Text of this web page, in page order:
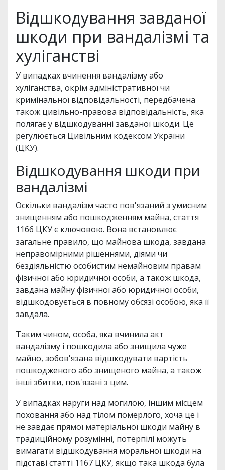
Відшкодування завданої
шкоди при вандалізмі та
хуліганстві
У випадках вчинення вандалізму або
хуліганства, окрім адміністративної чи
кримінальної відповідальності, передбачена
також цивільно-правова відповідальність, яка
полягає у відшкодуванні завданої шкоди. Це
регулюється Цивільним кодексом України
(ЦКУ).
Відшкодування шкоди при
вандалізмі
Оскільки вандалізм часто пов'язаний з умисним
знищенням або пошкодженням майна, стаття
1166 ЦКУ є ключовою. Вона встановлює
загальне правило, що майнова шкода, завдана
неправомірними рішеннями, діями чи
бездіяльністю особистим немайновим правам
фізичної або юридичної особи, а також шкода,
завдана майну фізичної або юридичної особи,
відшкодовується в повному обсязі особою, яка її
завдала.
Таким чином, особа, яка вчинила акт
вандалізму і пошкодила або знищила чуже
майно, зобов'язана відшкодувати вартість
пошкодженого або знищеного майна, а також
інші збитки, пов'язані з цим.
У випадках наруги над могилою, іншим місцем
поховання або над тілом померлого, хоча це і
не завдає прямої матеріальної шкоди майну в
традиційному розумінні, потерпілі можуть
вимагати відшкодування моральної шкоди на
підставі статті 1167 ЦКУ, якщо така шкода була